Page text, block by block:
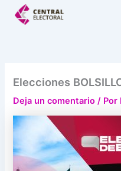
Elecciones
Deja un comentario / Por